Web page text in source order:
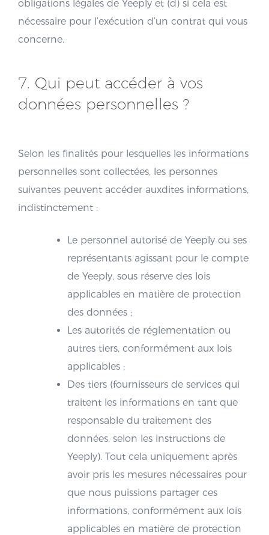
obligations légales de Yeeply et (d) si cela est
nécessaire pour l’exécution d’un contrat qui vous
concerne.
7. Qui peut accéder à vos
données personnelles ?
Selon les finalités pour lesquelles les informations
personnelles sont collectées, les personnes
suivantes peuvent accéder auxdites informations,
indistinctement :
Le personnel autorisé de Yeeply ou ses
représentants agissant pour le compte
de Yeeply, sous réserve des lois
applicables en matière de protection
des données ;
Les autorités de réglementation ou
autres tiers, conformément aux lois
applicables ;
Des tiers (fournisseurs de services qui
traitent les informations en tant que
responsable du traitement des
données, selon les instructions de
Yeeply). Tout cela uniquement après
avoir pris les mesures nécessaires pour
que nous puissions partager ces
informations, conformément aux lois
applicables en matière de protection